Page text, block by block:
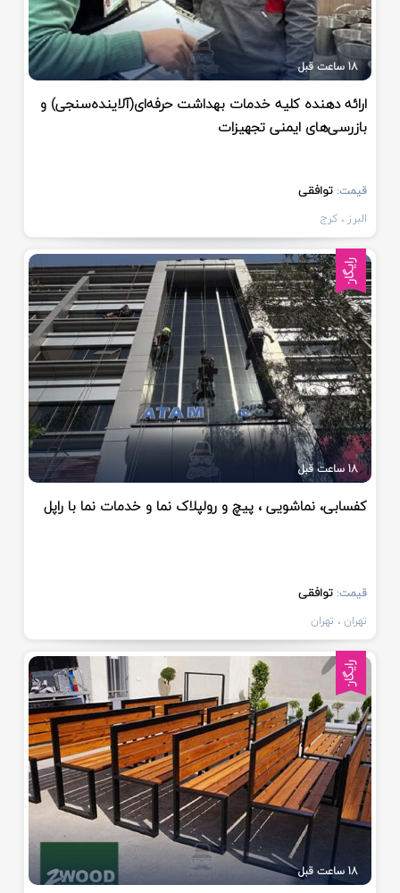
18 ساعت قبل
ارائه دهنده کلیه خدمات بهداشت حرفه‌ای(آلاینده‌سنجی) و
بازرسی‌های ایمنی تجهیزات
قیمت: توافقی
البرز ، کرج
رایگان
18 ساعت قبل
کفسابی، نماشویی ، پیچ و رولپلاک نما و خدمات نما با راپل
قیمت: توافقی
تهران، تهران
رایگان
18 ساعت قبل